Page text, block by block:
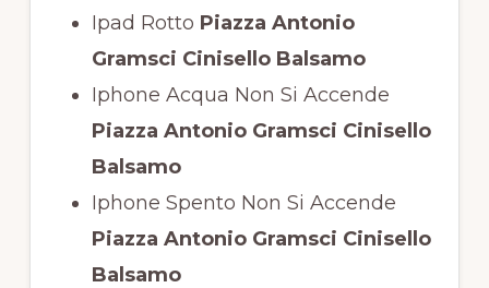
Ipad Rotto Piazza Antonio
Gramsci Cinisello Balsamo
Iphone Acqua Non Si Accende
Piazza Antonio Gramsci Cinisello
Balsamo
Iphone Spento Non Si Accende
Piazza Antonio Gramsci Cinisello
Balsamo